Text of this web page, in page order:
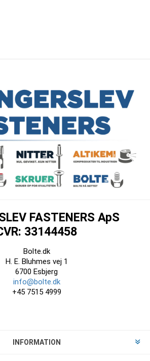
FASTENERS ApS
33144458
Bolte.dk
H. E. Bluhmes vej 1
6700 Esbjerg
info@bolte.dk
+45 7515 4999
INFORMATION